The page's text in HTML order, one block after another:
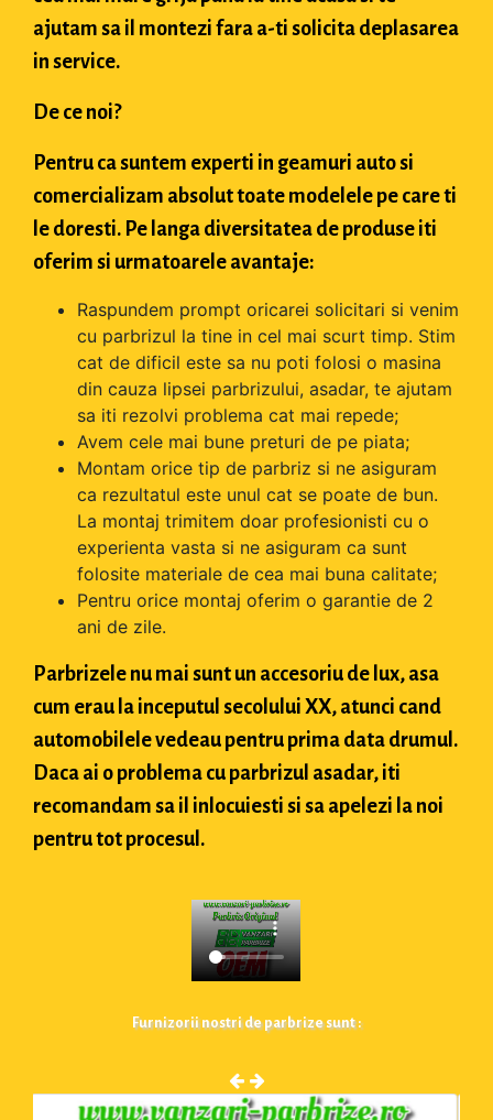
ajutam sa il montezi fara a-ti solicita deplasarea
in service.
De ce noi?
Pentru ca suntem experti in geamuri auto si
comercializam absolut toate modelele pe care ti
le doresti. Pe langa diversitatea de produse iti
oferim si urmatoarele avantaje:
Raspundem prompt oricarei solicitari si venim
cu parbrizul la tine in cel mai scurt timp. Stim
cat de dificil este sa nu poti folosi o masina
din cauza lipsei parbrizului, asadar, te ajutam
sa iti rezolvi problema cat mai repede;
Avem cele mai bune preturi de pe piata;
Montam orice tip de parbriz si ne asiguram
ca rezultatul este unul cat se poate de bun.
La montaj trimitem doar profesionisti cu o
experienta vasta si ne asiguram ca sunt
folosite materiale de cea mai buna calitate;
Pentru orice montaj oferim o garantie de 2
ani de zile.
Parbrizele nu mai sunt un accesoriu de lux, asa
cum erau la inceputul secolului XX, atunci cand
automobilele vedeau pentru prima data drumul.
Daca ai o problema cu parbrizul asadar, iti
recomandam sa il inlocuiesti si sa apelezi la noi
pentru tot procesul.
Furnizorii nostri de parbrize sunt :